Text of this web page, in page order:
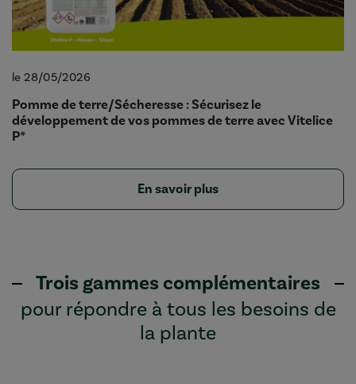
le 28/05/2026
Pomme de terre/Sécheresse : Sécurisez le
développement de vos pommes de terre avec Vitelice
P*
En savoir plus
Trois gammes complémentaires
pour répondre à tous les besoins de
la plante